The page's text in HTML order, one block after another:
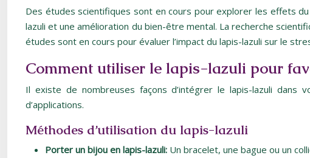
Des études scientifiques sont en cours pour explorer les effets
lazuli et une amélioration du bien-être mental. La recherche
études sont en cours pour évaluer l’impact du lapis-lazuli sur le
Comment utiliser le lapis-lazuli pour
Il existe de nombreuses façons d’intégrer le lapis-lazuli
d’applications.
Méthodes d’utilisation du lapis-lazuli
Porter un bijou en lapis-lazuli: Un bracelet, une bague ou un